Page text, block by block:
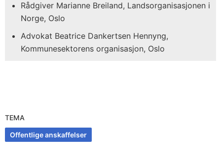
Rådgiver Marianne Breiland, Landsorganisasjonen i
Norge, Oslo
Advokat Beatrice Dankertsen Hennyng,
Kommunesektorens organisasjon, Oslo
TEMA
Offentlige anskaffelser